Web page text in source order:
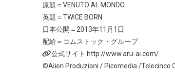
原題＝VENUTO AL MONDO
英題＝TWICE BORN
日本公開＝2013年11月1日
配給＝コムストック・グループ
公式サイト http://www.aru-ai.com/
©Alien Produzioni / Picomedia /Telecinco